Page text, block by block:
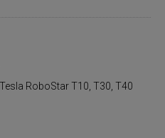
RoboStar T10, T30, T40